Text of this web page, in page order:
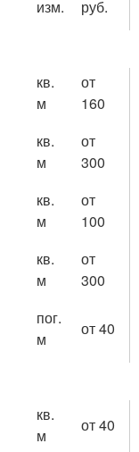
изм.
руб.
кв.
м
от
160
кв.
м
от
300
кв.
м
от
100
кв.
м
от
300
пог.
м
от 40
кв.
м
от 40